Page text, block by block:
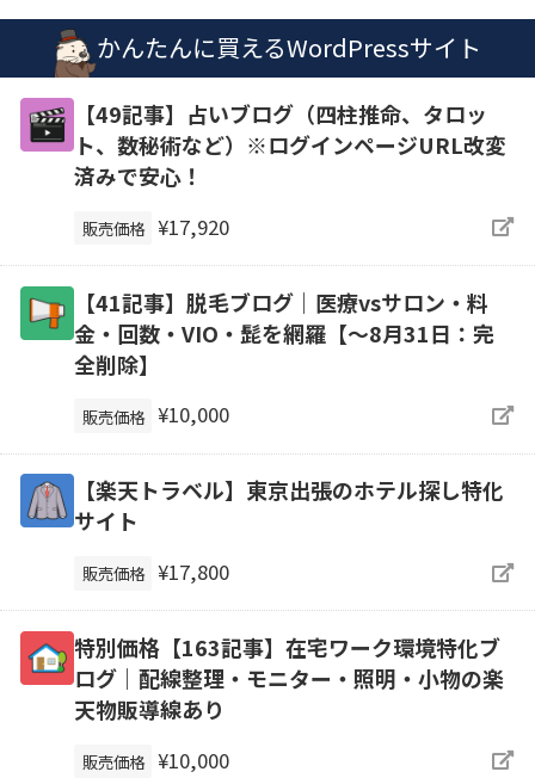
かんたんに買えるWordPressサイト
【49記事】占いブログ（四柱推命、タロッ
ト、数秘術など）※ログインページURL改変
済みで安心！
販売価格 ¥17,920
【41記事】脱毛ブログ｜医療vsサロン・料
金・回数・VIO・髭を網羅【～8月31日：完
全削除】
販売価格 ¥10,000
【楽天トラベル】東京出張のホテル探し特化
サイト
販売価格 ¥17,800
特別価格【163記事】在宅ワーク環境特化ブ
ログ｜配線整理・モニター・照明・小物の楽
天物販導線あり
販売価格 ¥10,000